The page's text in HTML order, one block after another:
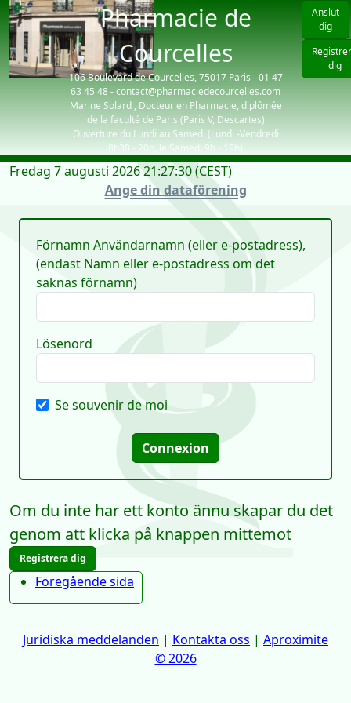
Pharmacie de
Courcelles
106 Boulevard de Courcelles, 75017 Paris - 01 47
63 45 48 - contact@pharmaciedecourcelles.com
Marine Solard , Docteur en Pharmacie, diplômée
de la faculté de Paris (Paris V, Descartes)
Ouverture du Lundi au Samedi (Lundi -Vendredi
8h30 - 20h, le Samedi 9h - 19h)
Anslut
dig
dig
Fredag 7 augusti 2026 21:27:30 (CEST)
Ange din dataförening
Förnamn Användarnamn (eller e-postadress),
(endast Namn eller e-postadress om det
saknas förnamn)
Lösenord
Se souvenir de moi
Connexion
Om du inte har ett konto ännu skapar du det
genom att klicka på knappen mittemot
Registrera dig
Föregående sida
Juridiska meddelanden | Kontakta oss | Aproximite
© 2026